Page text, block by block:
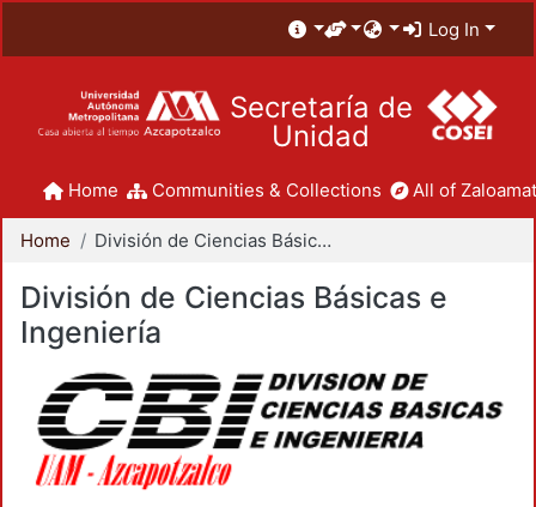
Log In
Secretaría de
Unidad
Home Communities & Collections All of
Home División de Ciencias Básicas e Ingeniería
División de Ciencias Básicas e
Ingeniería